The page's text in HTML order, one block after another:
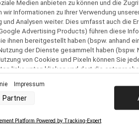
E-Mail
Vertrag
Medien anbieten zu können und die
wir Informationen zu Ihrer Verwendung
und Analysen weiter. Dies umfasst auch die
Advertising Products) führen diese
ihnen bereitgestellt haben (bspw. anhand
der Dienste gesammelt haben
von Cookies und Pixeln können Sie
links unten klicken und dort die
durch unsere Partner:
Zugriff auf Informationen auf einem Endgerät
Daten zur Auswahl von Werbeanzeigen
für personalisierte Werbung
Profilen zur Auswahl personalisierter Werbung
Impressum
Partner
Platform Powered by Tracking-Expert